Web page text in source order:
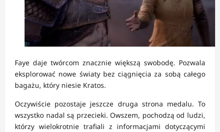
Faye daje twórcom znacznie większą swobodę. Pozwala
eksplorować nowe światy bez ciągnięcia za sobą całego
bagażu, który niesie Kratos.
Oczywiście pozostaje jeszcze druga strona medalu. To
wszystko nadal są przecieki. Owszem, pochodzą od ludzi,
którzy wielokrotnie trafiali z informacjami dotyczącymi